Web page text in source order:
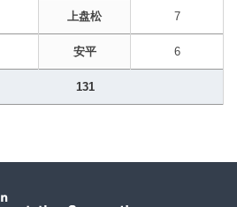
131
上盘松 7
安平 6